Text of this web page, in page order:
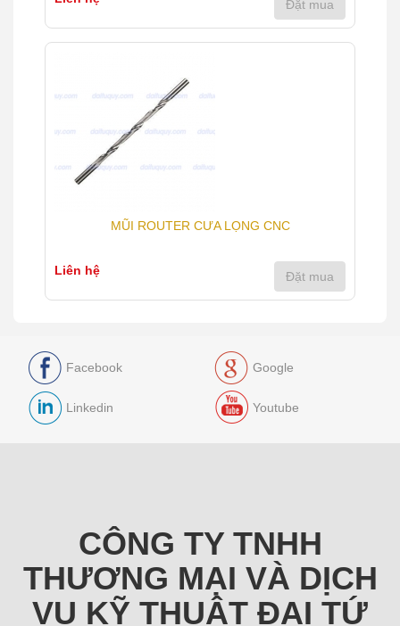
Đặt mua
MŨI ROUTER CƯA LỌNG CNC
Liên hệ Đặt mua
Facebook Google
Linkedin Youtube
CÔNG TY TNHH
THƯƠNG MẠI VÀ DỊCH
VỤ KỸ THUẬT ĐẠI TỨ